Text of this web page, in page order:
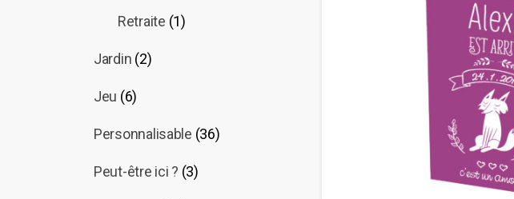
Retraite (1)
Jardin (2)
Jeu (6)
Personnalisable (36)
Peut-être ici ? (3)